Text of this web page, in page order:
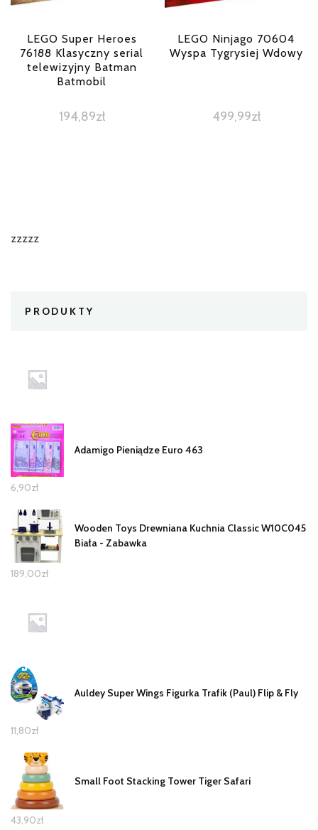
LEGO Super Heroes
76188 Klasyczny serial
telewizyjny Batman
Batmobil
194,89zł
LEGO Ninjago 70604
Wyspa Tygrysiej Wdowy
499,99zł
zzzzz
PRODUKTY
Adamigo Pieniądze Euro 463
6,90zł
Wooden Toys Drewniana Kuchnia Classic W10C045
Biała - Zabawka
189,00zł
Auldey Super Wings Figurka Trafik (Paul) Flip & Fly
11,80zł
Small Foot Stacking Tower Tiger Safari
43,90zł